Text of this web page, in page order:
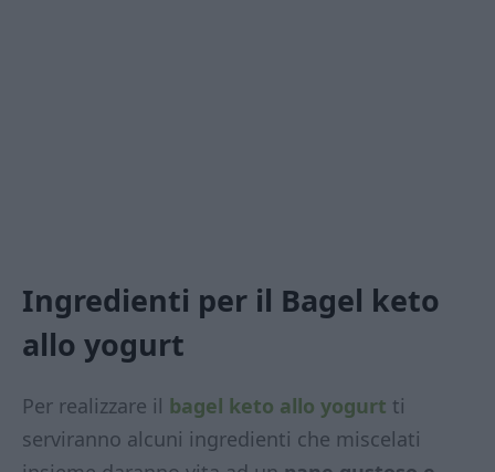
Ingredienti per il Bagel keto
allo yogurt
Per realizzare il bagel keto allo yogurt ti
serviranno alcuni ingredienti che miscelati